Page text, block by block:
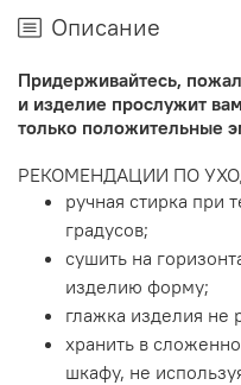
Описание
Придерживайтесь,
и изделие прослужит
только положительные
РЕКОМЕНДАЦИИ ПО
ручная стирка при
градусов;
сушить на
изделию форму;
глажка изделия не
хранить в
шкафу, не